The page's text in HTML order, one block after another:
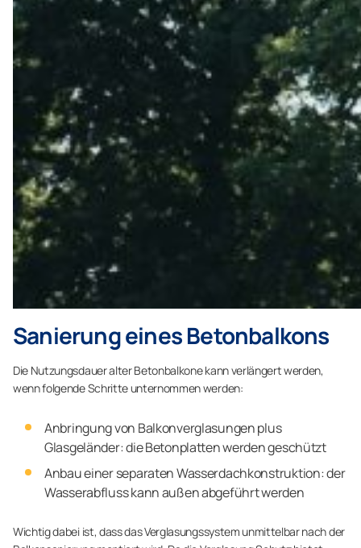
Sanierung eines Betonbalkons
Die Nutzungsdauer alter Betonbalkone kann verlängert werden,
wenn folgende Schritte unternommen werden:
Anbringung von Balkonverglasungen plus
Glasgeländer: die Betonplatten werden geschützt
Anbau einer separaten Wasserdachkonstruktion: der
Wasserabfluss kann außen abgeführt werden
Wichtig dabei ist, dass das Verglasungssystem unmittelbar nach der